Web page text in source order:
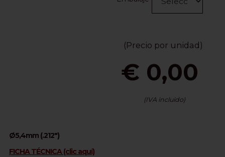
(Precio por unidad)
€ 0,00
(IVA incluido)
Ø5,4mm (.212")
FICHA TÉCNICA (clic aquí)